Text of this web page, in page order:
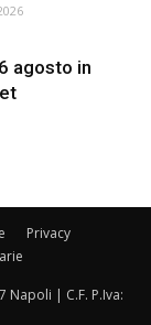
agosto in
Privacy
Napoli | C.F. P.Iva: